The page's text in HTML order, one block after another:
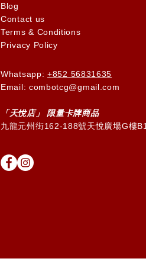
Blog
Contact us
Terms & Conditions
Privacy Policy
Whatsapp: +852 56831635
Email: combotcg@gmail.com
「天悅店」 限量卡牌商品
九龍元州街162-188號天悅廣場G樓